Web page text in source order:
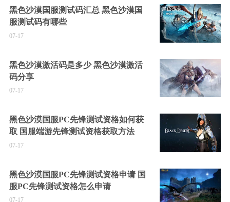
黑色沙漠国服测试码汇总 黑色沙漠国
服测试码有哪些
07-17
黑色沙漠激活码是多少 黑色沙漠激活
码分享
07-17
黑色沙漠国服PC先锋测试资格如何获
取 国服端游先锋测试资格获取方法
07-17
黑色沙漠国服PC先锋测试资格申请 国
服PC先锋测试资格怎么申请
07-17